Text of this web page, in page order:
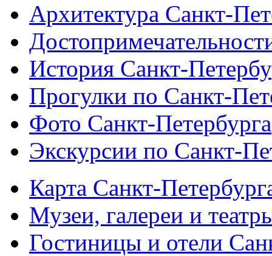
Архитектура Санкт-
История Санкт-
Прогулки по Санкт-
Фото Санкт-Петербурга
Экскурсии по Санкт-
Карта Санкт-
Музеи, галереи и
Гостиницы и отели